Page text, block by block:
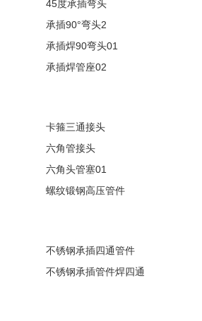
45度承插弯头
承插90°弯头2
承插焊90弯头01
承插焊管座02
卡箍三通接头
六角管接头
六角头管塞01
螺纹锻钢高压管件
不锈钢承插四通管件
不锈钢承插管件焊四通